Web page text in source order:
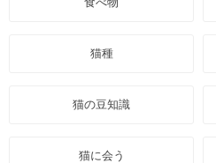
猫種
猫の豆知識
猫に会う